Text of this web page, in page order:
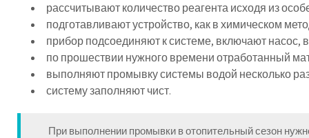
рассчитывают количество реагента исходя из
подготавливают устройство, как в химическом
прибор подсоединяют к системе, включают насос,
по прошествии нужного времени отработанный
выполняют промывку системы водой несколько
систему заполняют чист.
При выполнении промывки в отопительный сезон